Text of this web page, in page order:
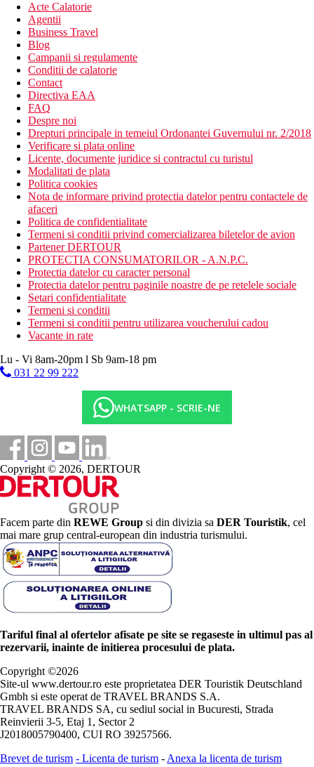
Acte Calatorie
Agentii
Business Travel
Blog
Campanii si regulamente
Conditii de calatorie
Contact
Directiva EAA
FAQ
Despre noi
Drepturi principale in temeiul Ordonantei Guvernului nr. 2/2018
Verificare si plata online
Licente, documente juridice si contractul cu turistul
Modalitati de plata
Politica cookies
Nota de informare privind protectia datelor pentru contactele de
afaceri
Politica de confidentialitate
Termeni si conditii privind comercializarea biletelor de avion
Partener DERTOUR
PROTECTIA CONSUMATORILOR - A.N.P.C.
Protectia datelor cu caracter personal
Protectia datelor pentru paginile noastre de pe retelele sociale
Setari confidentialitate
Termeni si conditii
Termeni si conditii pentru utilizarea voucherului cadou
Vacante in rate
Lu - Vi 8am-20pm l Sb 9am-18 pm
031 22 99 222
WHATSAPP - SCRIE-NE
Copyright © 2026, DERTOUR
Facem parte din REWE Group si din divizia sa DER Touristik, cel
mai mare grup central-european din industria turismului.
Tariful final al ofertelor afisate pe site se regaseste in ultimul pas al
rezervarii, inainte de initierea procesului de plata.
Copyright ©2026
Site-ul www.dertour.ro este proprietatea DER Touristik Deutschland
Gmbh si este operat de TRAVEL BRANDS S.A.
TRAVEL BRANDS SA, cu sediul social in Bucuresti, Strada
Reinvierii 3-5, Etaj 1, Sector 2
J2018005790400, CUI RO 39257566.
Brevet de turism - Licenta de turism - Anexa la licenta de turism